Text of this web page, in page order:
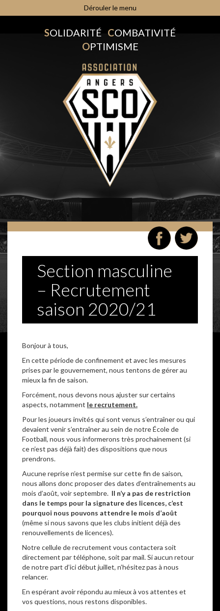
Dérouler le menu
SOLIDARITÉ COMBATIVITÉ
OPTIMISME
Section masculine
– Recrutement
saison 2020/21
Bonjour à tous,
En cette période de confinement et avec les mesures
prises par le gouvernement, nous tentons de gérer au
mieux la fin de saison.
Forcément, nous devons nous ajuster sur certains
aspects, notamment le recrutement.
Pour les joueurs invités qui sont venus s’entraîner ou qui
devaient venir s’entraîner au sein de notre École de
Football, nous vous informerons très prochainement (si
ce n’est pas déjà fait) des dispositions que nous
prendrons.
Aucune reprise n’est permise sur cette fin de saison,
nous allons donc proposer des dates d’entraînements au
mois d’août, voir septembre. Il n’y a pas de restriction
dans le temps pour la signature des licences, c’est
pourquoi nous pouvons attendre le mois d’août
(même si nous savons que les clubs initient déjà des
renouvellements de licences).
Notre cellule de recrutement vous contactera soit
directement par téléphone, soit par mail. Si aucun retour
de notre part d’ici début juillet, n’hésitez pas à nous
relancer.
En espérant avoir répondu au mieux à vos attentes et
vos questions, nous restons disponibles.